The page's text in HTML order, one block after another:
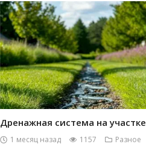
Дренажная система на участке
1 месяц назад 1157 Разное